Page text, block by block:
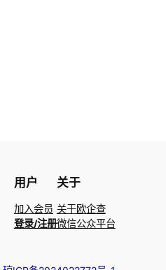
用户
加入会员
登录/注册
关于
关于欧企查
微信公众平台